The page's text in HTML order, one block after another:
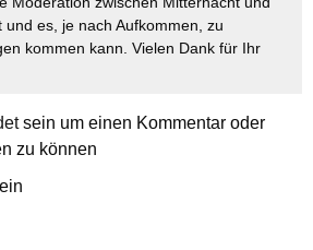
es, je nach Aufkommen, zu
kommen kann. Vielen Dank für Ihr
sein um einen Kommentar oder
zu können